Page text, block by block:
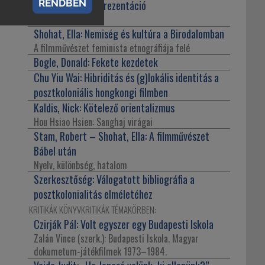
rasszizmus és reprezentáció
Shohat, Ella:Nemiség és kultúra a Birodalomban
A filmművészet feminista etnográfiája felé
Bogle, Donald:Fekete kezdetek
Chu Yiu Wai:Hibriditás és (g)lokális identitás a
posztkoloniális hongkongi filmben
Kaldis, Nick:Kötelező orientalizmus
Hou Hsiao Hsien: Sanghaj virágai
Stam, Robert – Shohat, Ella:A filmművészet
Bábel után
Nyelv, különbség, hatalom
Szerkesztőség:Válogatott bibliográfia a
posztkolonialitás elméletéhez
KRITIKÁK KÖNYVKRITIKÁK TÉMAKÖRBEN:
Czirják Pál:Volt egyszer egy Budapesti Iskola
Zalán Vince (szerk.): Budapesti Iskola. Magyar
dokumetum-játékfilmek 1973–1984.
RENDBEN